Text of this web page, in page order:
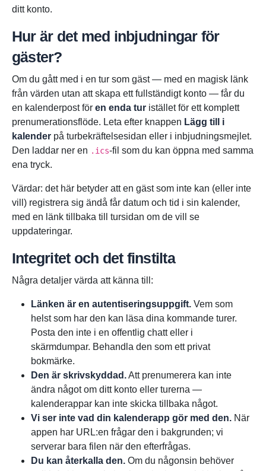
ditt konto.
Hur är det med inbjudningar för
gäster?
Om du gått med i en tur som gäst — med en magisk länk
från värden utan att skapa ett fullständigt konto — får du
en kalenderpost för en enda tur istället för ett komplett
prenumerationsflöde. Leta efter knappen Lägg till i
kalender på turbekräftelsesidan eller i inbjudningsmejlet.
Den laddar ner en .ics-fil som du kan öppna med samma
ena tryck.
Värdar: det här betyder att en gäst som inte kan (eller inte
vill) registrera sig ändå får datum och tid i sin kalender,
med en länk tillbaka till tursidan om de vill se
uppdateringar.
Integritet och det finstilta
Några detaljer värda att känna till:
Länken är en autentiseringsuppgift. Vem som
helst som har den kan läsa dina kommande turer.
Posta den inte i en offentlig chatt eller i
skärmdumpar. Behandla den som ett privat
bokmärke.
Den är skrivskyddad.Att prenumerera kan inte
ändra något om ditt konto eller turerna —
kalenderappar kan inte skicka tillbaka något.
Vi ser inte vad din kalenderapp gör med den. När
appen har URL:en frågar den i bakgrunden; vi
serverar bara filen när den efterfrågas.
Du kan återkalla den. Om du någonsin behöver